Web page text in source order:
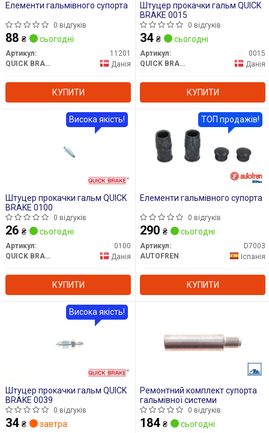
Елементи гальмівного супорта
0 відгуків
88 ₴ сьогодні
Артикул:
11201
QUICK BRAKE
Данія
КУПИТИ
Штуцер прокачки гальм QUICK
BRAKE 0015
0 відгуків
34 ₴ сьогодні
Артикул:
0015
QUICK BRAKE
Данія
КУПИТИ
Штуцер прокачки гальм QUICK
BRAKE 0100
0 відгуків
26 ₴ сьогодні
Артикул:
0100
QUICK BRAKE
Данія
КУПИТИ
Висока якість!
Елементи гальмівного супорта
0 відгуків
290 ₴ сьогодні
Артикул:
D7003
AUTOFREN
Іспанія
КУПИТИ
ТОП продажів!
Штуцер прокачки гальм QUICK
BRAKE 0039
0 відгуків
34 ₴ завтра
Висока якість!
Ремонтний комплект супорта
гальмівної системи
0 відгуків
184 ₴ сьогодні